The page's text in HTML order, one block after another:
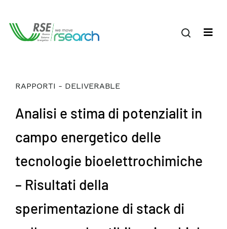
RAPPORTI - DELIVERABLE
Analisi e stima di potenzialit in
campo energetico delle
tecnologie bioelettrochimiche
– Risultati della
sperimentazione di stack di